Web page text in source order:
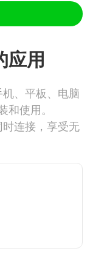
应用
、平板、电脑
使用。
连接，享受无